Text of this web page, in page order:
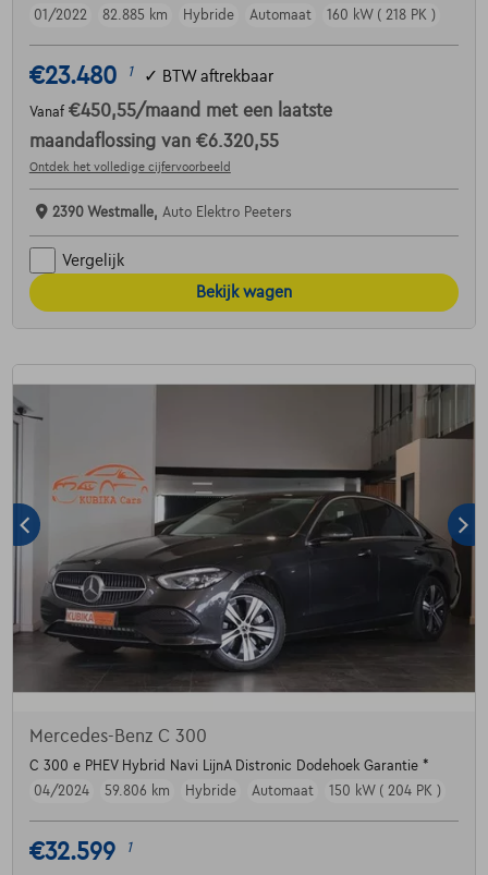
01/2022
82.885 km Hybride Automaat 160 kW ( 218 PK )
€23.480 1 ✓ BTW aftrekbaar
Vanaf €450,55/maand met een laatste
maandaflossing van €6.320,55
Ontdek het volledige cijfervoorbeeld
2390 Westmalle, Auto Elektro Peeters
Vergelijk
Bekijk wagen
Mercedes-Benz C 300
C 300 e PHEV Hybrid Navi LijnA Distronic Dodehoek Garantie *
04/2024
59.806 km Hybride Automaat 150 kW ( 204 PK )
€32.599 1